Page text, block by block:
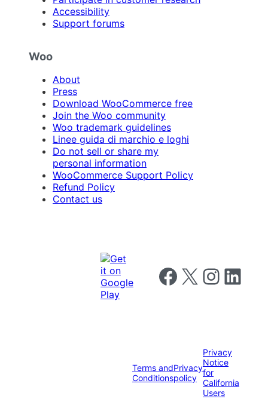
Accessibility
Support forums
Woo
About
Press
Download WooCommerce free
Join the Woo community
Woo trademark guidelines
Linee guida di marchio e loghi
Do not sell or share my
personal information
WooCommerce Support Policy
Refund Policy
Contact us
Follow us on Facebook
Follow us on X Follow us on
Follow us
Terms and
Conditions
Privacy
policy
Privacy
Notice
for
California
Users